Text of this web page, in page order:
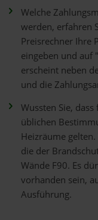
Welche
werden, erfahren
Preisrechner Ihre
eingeben und auf
erscheint neben
und die
Wussten Sie,
üblichen
Heizräume
die der
Wände F90. Es
vorhanden sein,
Ausführung.